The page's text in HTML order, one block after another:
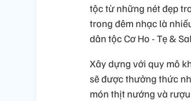
tộc từ những nét đẹp
trong đêm nhạc là
dân tộc Cơ Ho - Tẹ &
Xây dựng với quy mô
sẽ được thưởng thức
món thịt nướng và